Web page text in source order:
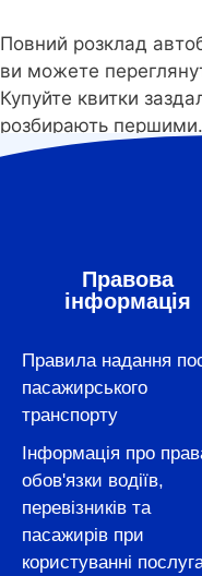
Повний розклад
ви можете
Купуйте квитки
розбирають першими.
Правова
інформація
Правила надання
пасажирського
транспорту
Інформація про
обов'язки водіїв,
перевізників та
пасажирів при
користуванні